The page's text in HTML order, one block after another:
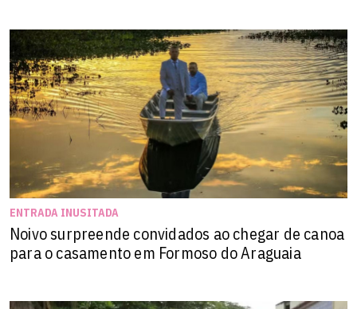
ENTRADA INUSITADA
Noivo surpreende convidados ao chegar de canoa
para o casamento em Formoso do Araguaia